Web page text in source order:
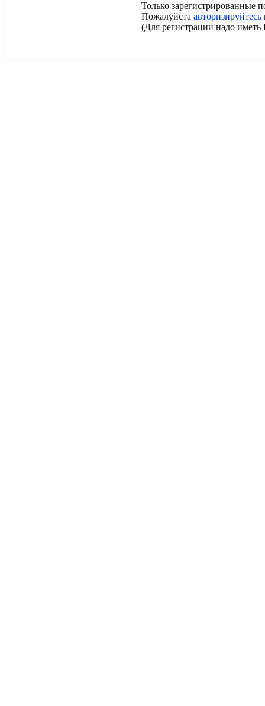
Только зарегистрированные
Пожалуйста авторизируйтесь
(Для регистрации надо